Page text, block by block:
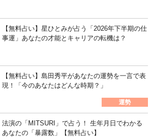
【無料占い】星ひとみが占う「2026年下半期の仕
事運」あなたの才能とキャリアの転機は？
【無料占い】島田秀平があなたの運勢を一言で表
現！「今のあなたはどんな時期？」
運勢
法演の「MITSURI」で占う！ 生年月日でわかる
あなたの「暴露数」【無料占い】